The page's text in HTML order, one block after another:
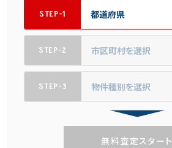
STEP-1
STEP-2
STEP-3
無料査定スタート